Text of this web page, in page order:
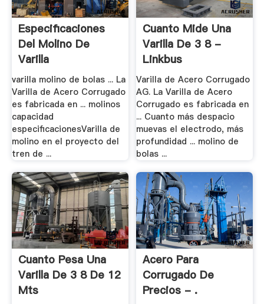
Especificaciones
Del Molino De
Varilla
varilla molino de bolas ... La
Varilla de Acero Corrugado
es fabricada en ... molinos
capacidad
especificacionesVarilla de
molino en el proyecto del
tren de ...
Cuanto Mide Una
Varilla De 3 8 -
Linkbus
Varilla de Acero Corrugado
AG. La Varilla de Acero
Corrugado es fabricada en
... Cuanto más despacio
muevas el electrodo, más
profundidad ... molino de
bolas ...
Cuanto Pesa Una
Varilla De 3 8 De 12
Mts
Acero Para
Corrugado De
Precios - .